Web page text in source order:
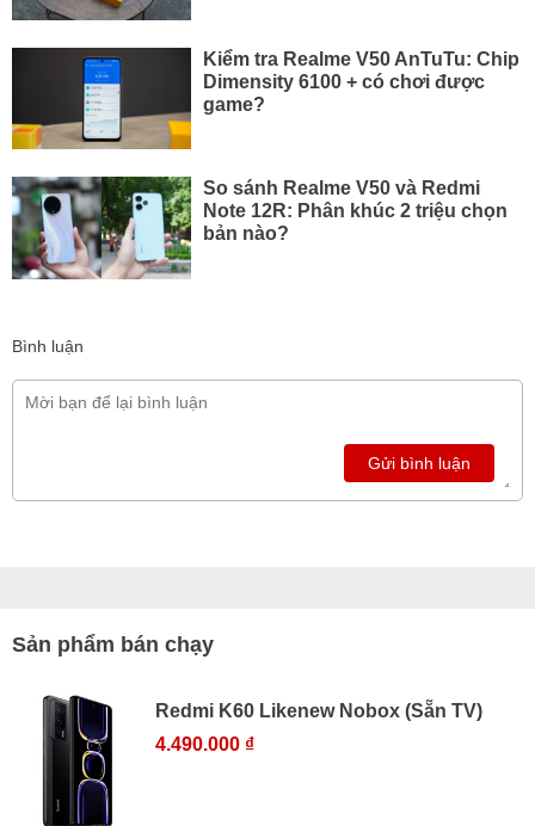
Kiểm tra Realme V50 AnTuTu: Chip
Dimensity 6100 + có chơi được
game?
So sánh Realme V50 và Redmi
Note 12R: Phân khúc 2 triệu chọn
bản nào?
Bình luận
Gửi bình luận
Sản phẩm bán chạy
Redmi K60 Likenew Nobox (Sẵn TV)
4.490.000 ₫